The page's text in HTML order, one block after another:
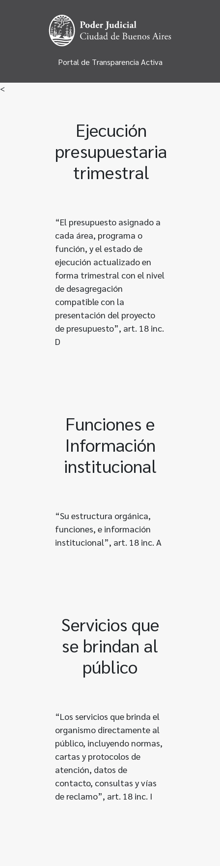
Portal de Transparencia Activa
<
Ejecución
presupuestaria
trimestral
“El presupuesto asignado a
cada área, programa o
función, y el estado de
ejecución actualizado en
forma trimestral con el nivel
de desagregación
compatible con la
presentación del proyecto
de presupuesto”, art. 18 inc.
D
Funciones e
Información
institucional
“Su estructura orgánica,
funciones, e información
institucional”, art. 18 inc. A
Servicios que
se brindan al
público
“Los servicios que brinda el
organismo directamente al
público, incluyendo normas,
cartas y protocolos de
atención, datos de
contacto, consultas y vías
de reclamo”, art. 18 inc. I